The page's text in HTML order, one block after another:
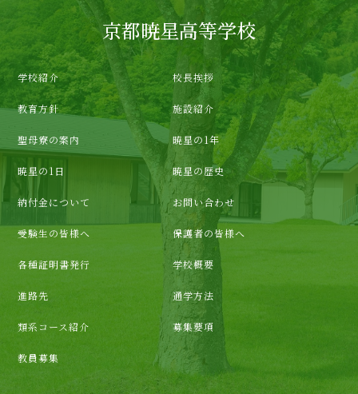
京都暁星高等学校
学校紹介 校長挨拶
教育方針 施設紹介
聖母寮の案内 暁星の1年
暁星の1日 暁星の歴史
納付金について お問い合わせ
受験生の皆様へ 保護者の皆様へ
各種証明書発行 学校概要
進路先 通学方法
類系コース紹介 募集要項
教員募集